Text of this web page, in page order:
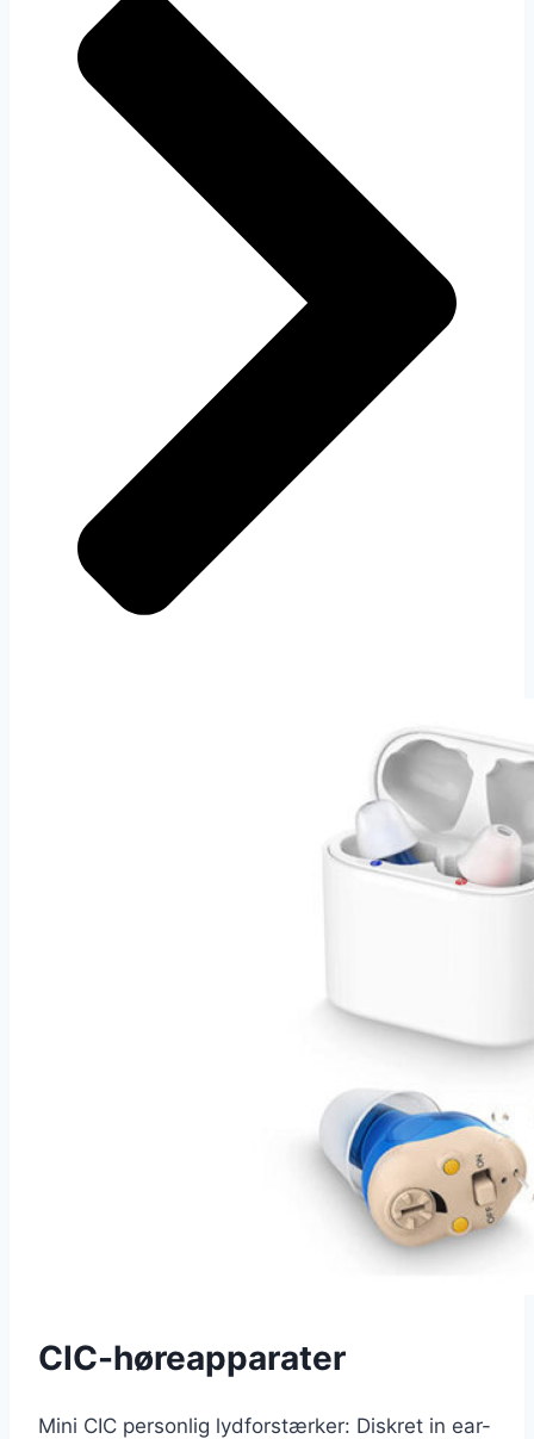
CIC-høreapparater
Mini CIC personlig lydforstærker: Diskret in ear-